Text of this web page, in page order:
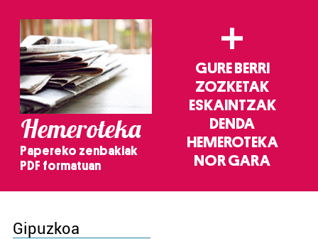
Hemeroteka
Papereko zenbakiak
PDF formatuan
+
GURE BERRI
ZOZKETAK
ESKAINTZAK
DENDA
HEMEROTEKA
NOR GARA
Gipuzkoa